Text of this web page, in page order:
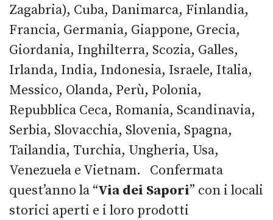
Zagabria), Cuba, Danimarca, Finlandia,
Francia, Germania, Giappone, Grecia,
Giordania, Inghilterra, Scozia, Galles,
Irlanda, India, Indonesia, Israele, Italia,
Messico, Olanda, Perù, Polonia,
Repubblica Ceca, Romania, Scandinavia,
Serbia, Slovacchia, Slovenia, Spagna,
Tailandia, Turchia, Ungheria, Usa,
Venezuela e Vietnam. Confermata
quest’anno la “Via dei Sapori” con i locali
storici aperti e i loro prodotti